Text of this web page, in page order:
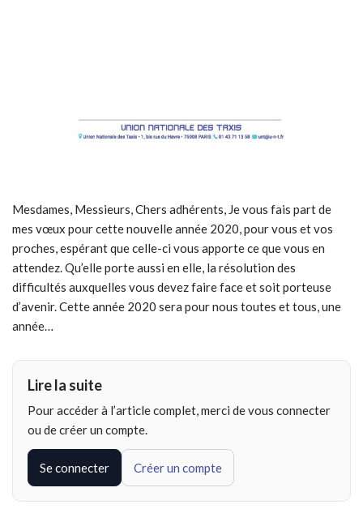
Mesdames, Messieurs, Chers adhérents, Je vous fais part de
mes vœux pour cette nouvelle année 2020, pour vous et vos
proches, espérant que celle-ci vous apporte ce que vous en
attendez. Qu’elle porte aussi en elle, la résolution des
difficultés auxquelles vous devez faire face et soit porteuse
d’avenir. Cette année 2020 sera pour nous toutes et tous, une
année…
Lire la suite
Pour accéder à l’article complet, merci de vous connecter
ou de créer un compte.
Se connecter Créer un compte